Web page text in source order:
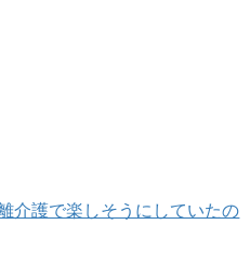
介護で楽しそうにしていたの